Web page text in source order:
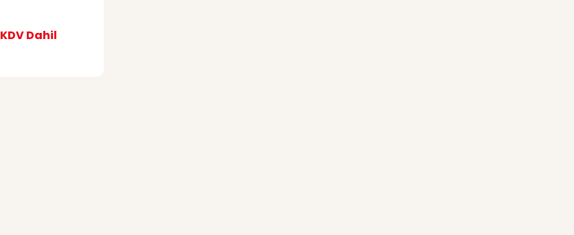
KDV Dahil